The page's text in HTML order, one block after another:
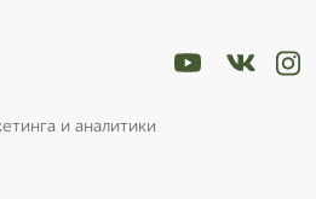
и аналитики